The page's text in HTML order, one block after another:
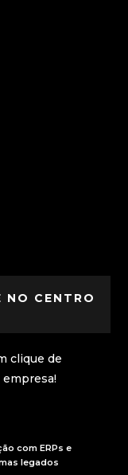
NO CENTRO
clique de
empresa!
com ERPs e
legados